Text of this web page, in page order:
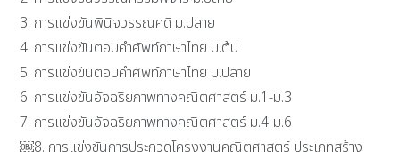
3. การแข่งขันพินิจวรรณคดี ม.ปลาย
4. การแข่งขันตอบคำศัพท์ภาษาไทย ม.ต้น
5. การแข่งขันตอบคำศัพท์ภาษาไทย ม.ปลาย
6. การแข่งขันอัจฉริยภาพทางคณิตศาสตร์ ม.1-ม.3
7. การแข่งขันอัจฉริยภาพทางคณิตศาสตร์ ม.4-ม.6
￼8. การแข่งขันการประกวดโครงงานคณิตศาสตร์ ประเภทสร้าง